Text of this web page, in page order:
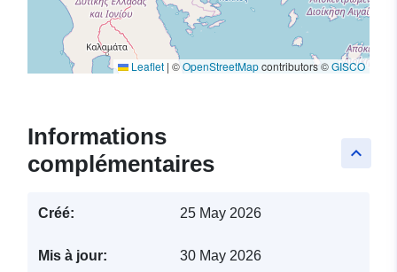
Leaflet | ©OpenStreetMapcontributors ©GISCO
keyboard_arrow_up
Informations
complémentaires
Créé: 25 May 2026
Mis à jour: 30 May 2026